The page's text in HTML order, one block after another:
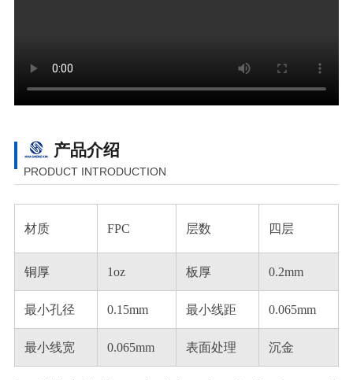
产品介绍
PRODUCT INTRODUCTION
材质 FPC 层数 四层
铜厚 1oz 板厚 0.2mm
最小孔径 0.15mm 最小线距 0.065mm
最小线宽 0.065mm 表面处理 沉金